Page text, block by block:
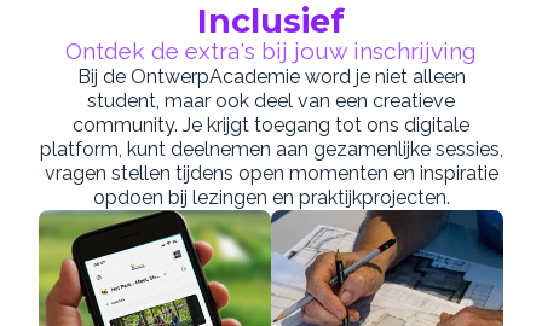
Inclusief
Ontdek de extra's bij jouw inschrijving
Bij de OntwerpAcademie word je niet alleen
student, maar ook deel van een creatieve
community. Je krijgt toegang tot ons digitale
platform, kunt deelnemen aan gezamenlijke sessies,
vragen stellen tijdens open momenten en inspiratie
opdoen bij lezingen en praktijkprojecten.